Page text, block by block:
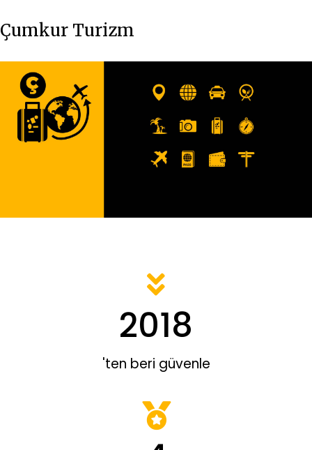
Çumkur Turizm
2018
'ten beri güvenle